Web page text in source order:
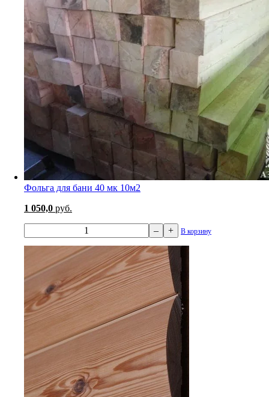
Фольга для бани 40 мк 10м2
1 050,0 руб.
– + В корзину